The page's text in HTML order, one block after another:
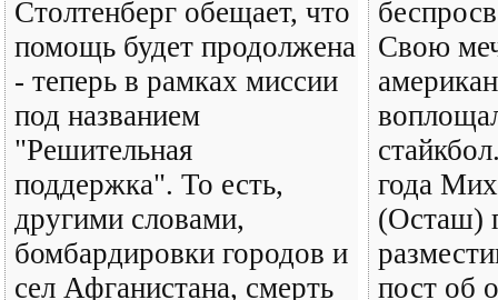
Столтенберг обещает, что
помощь будет продолжена
- теперь в рамках миссии
под названием
"Решительная
поддержка". То есть,
другими словами,
бомбардировки городов и
сел Афганистана, смерть
Свою
года
(Осташ)
пост об